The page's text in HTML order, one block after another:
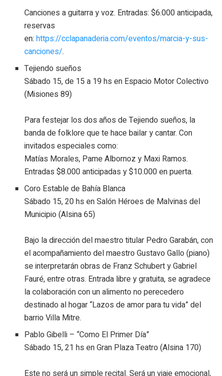
Canciones a guitarra y voz. Entradas: $6.000 anticipada,
reservas
en:https://cclapanaderia.com/eventos/marcia-y-sus-
canciones/.
Tejiendo sueños
Sábado 15, de 15 a 19 hs en Espacio Motor Colectivo
(Misiones 89)
Para festejar los dos años de Tejiendo sueños, la
banda de folklore que te hace bailar y cantar. Con
invitados especiales como:
Matías Morales, Pame Albornoz y Maxi Ramos.
Entradas $8.000 anticipadas y $10.000 en puerta.
Coro Estable de Bahía Blanca
Sábado 15, 20 hs en Salón Héroes de Malvinas del
Municipio (Alsina 65)
Bajo la dirección del maestro titular Pedro Garabán, con
el acompañamiento del maestro Gustavo Gallo (piano)
se interpretarán obras de Franz Schubert y Gabriel
Fauré, entre otras. Entrada libre y gratuita, se agradece
la colaboración con un alimento no perecedero
destinado al hogar “Lazos de amor para tu vida” del
barrio Villa Mitre.
Pablo Gibelli – “Como El Primer Día”
Sábado 15, 21 hs en Gran Plaza Teatro (Alsina 170)
Este no será un simple recital. Será un viaje emocional,